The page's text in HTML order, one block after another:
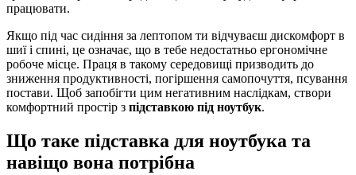
працювати.
Якщо під час сидіння за лептопом ти відчуваєш дискомфорт в
шиї і спині, це означає, що в тебе недостатньо ергономічне
робоче місце. Праця в такому середовищі призводить до
зниження продуктивності, погіршення самопочуття, псування
постави. Щоб запобігти цим негативним наслідкам, створи
комфортний простір з підставкою під ноутбук.
Що таке підставка для ноутбука та
навіщо вона потрібна